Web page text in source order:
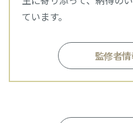
ています。
監修者